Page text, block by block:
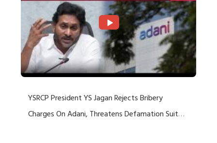
YSRCP President YS Jagan Rejects Bribery
Charges On Adani, Threatens Defamation Suit